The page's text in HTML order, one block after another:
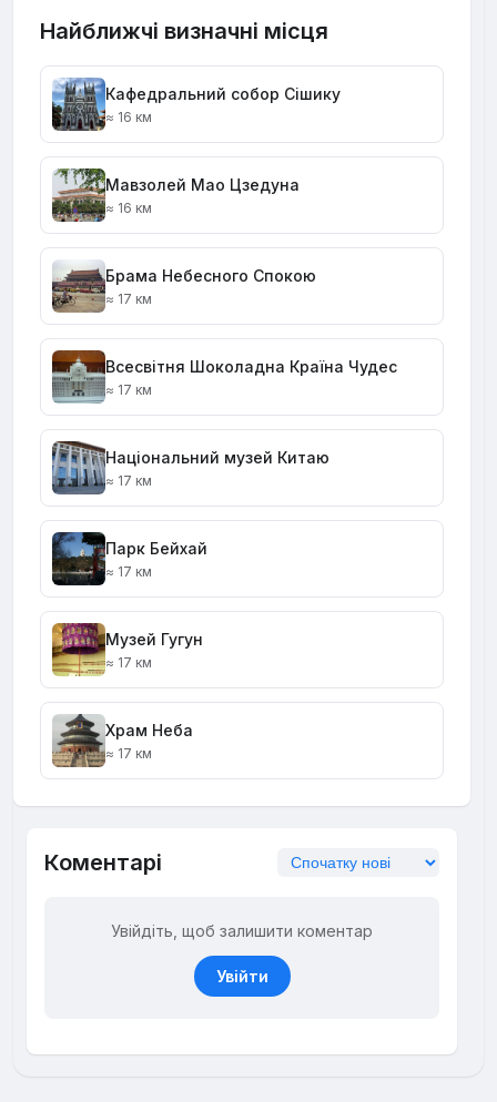
Найближчі визначні місця
Кафедральний собор Сішику
≈ 16 км
Мавзолей Мао Цзедуна
≈ 16 км
Брама Небесного Спокою
≈ 17 км
Всесвітня Шоколадна Країна Чудес
≈ 17 км
Національний музей Китаю
≈ 17 км
Парк Бейхай
≈ 17 км
Музей Гугун
≈ 17 км
Храм Неба
≈ 17 км
Коментарі
Увійдіть, щоб залишити коментар
Увійти